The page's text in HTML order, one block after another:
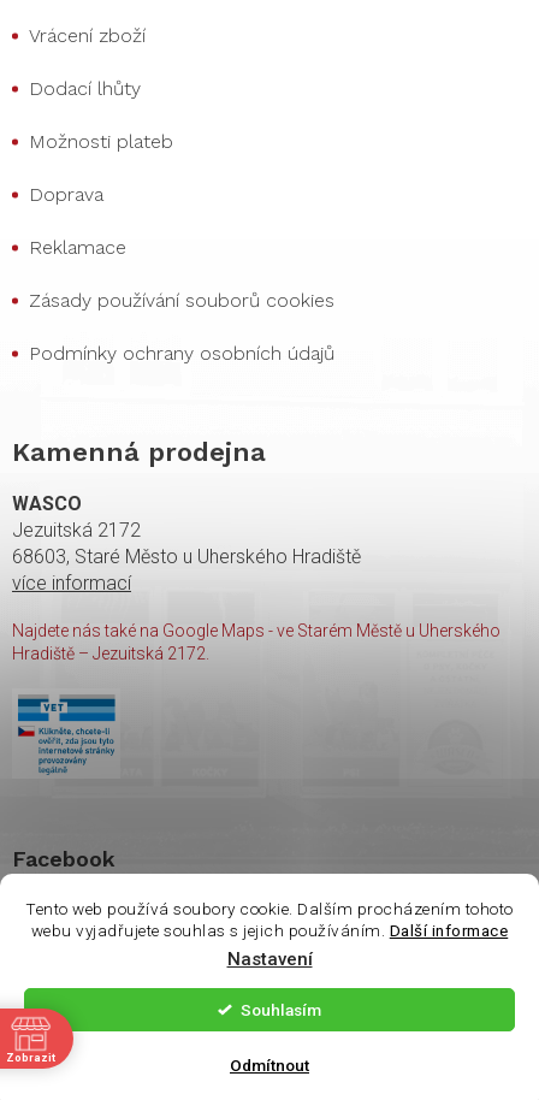
Tento web používá soubory cookie. Dalším procházením tohoto
webu vyjadřujete souhlas s jejich používáním. Další informace
Nastavení
Odmítnout
Souhlasím
Vážení zákazníci. Ve
čtvrtek 6.8 je na
prodejně otevřeno
pouze do 14:00. Děkuji
za pochopení.
Vrácení zboží
Dodací lhůty
Možnosti plateb
Doprava
Reklamace
Zásady používání souborů cookies
Podmínky ochrany osobních údajů
Kamenná prodejna
WASCO
Jezuitská 2172
68603, Staré Město u Uherského Hradiště
více informací
Najdete nás také na Google Maps - ve Starém Městě u Uherského
Hradiště – Jezuitská 2172.
Facebook
Vytvořil Shoptet | Nakódoval
Copyright 2026 shop Wasco. Všechna práva vyhrazena.
Zobrazit